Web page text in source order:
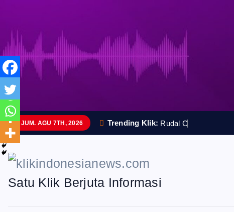
i
p
o
c
o
JUM. AGU 7TH, 2026 Trending Klik: Rudal C
Satu Klik Berjuta Informasi